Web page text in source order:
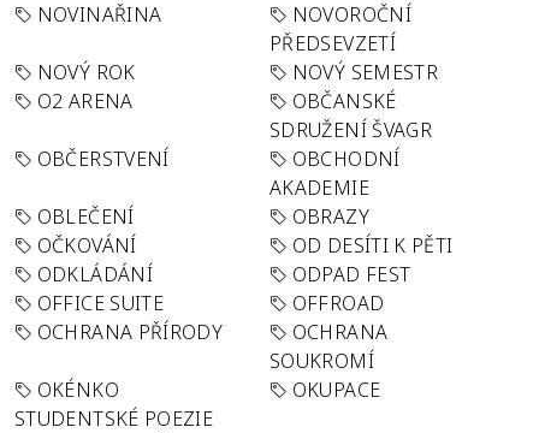
NOVINAŘINA
NOVOROČNÍ
PŘEDSEVZETÍ
NOVÝ ROK
NOVÝ SEMESTR
O2 ARENA
OBČANSKÉ
SDRUŽENÍ ŠVAGR
OBČERSTVENÍ
OBCHODNÍ
AKADEMIE
OBLEČENÍ
OBRAZY
OČKOVÁNÍ
OD DESÍTI K PĚTI
ODKLÁDÁNÍ
ODPAD FEST
OFFICE SUITE
OFFROAD
OCHRANA PŘÍRODY
OCHRANA
SOUKROMÍ
OKÉNKO
STUDENTSKÉ POEZIE
OKUPACE